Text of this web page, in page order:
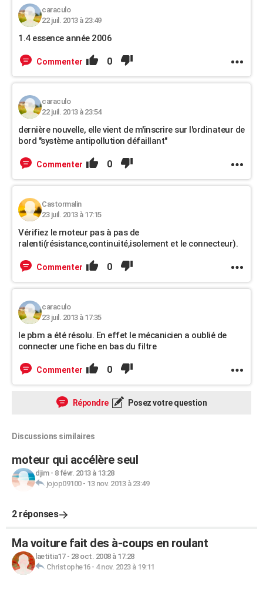
caraculo
22 juil. 2013 à 23:49
1.4 essence année 2006
Commenter 0
caraculo
22 juil. 2013 à 23:54
dernière nouvelle, elle vient de m'inscrire sur l'ordinateur de
bord "système antipollution défaillant"
Commenter 0
Castormalin
23 juil. 2013 à 17:15
Vérifiez le moteur pas à pas de
ralenti(résistance,continuité,isolement et le connecteur).
Commenter 0
caraculo
23 juil. 2013 à 17:35
le pbm a été résolu. En effet le mécanicien a oublié de
connecter une fiche en bas du filtre
Commenter 0
Répondre Posez votre question
Discussions similaires
moteur qui accélère seul
djim- 8 févr. 2013 à 13:28
jojop09100- 13 nov. 2013 à 23:49
2 réponses
Ma voiture fait des à-coups en roulant
laetitia17- 28 oct. 2008 à 17:28
Christophe16- 4 nov. 2023 à 19:11